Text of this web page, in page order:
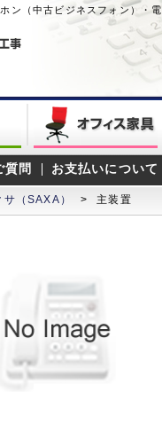
ン（中古ビジネスフォン）・
質問 お支払いについて
サ（SAXA） > 主装置